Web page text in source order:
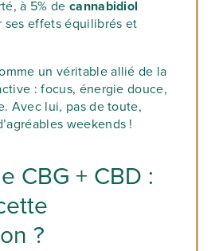
à 5% de cannabidiol
ses effets équilibrés et
un véritable allié de la
: focus, énergie douce,
Avec lui, pas de toute,
weekends !
CBG + CBD :
?